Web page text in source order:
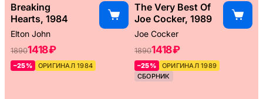
Breaking
Hearts, 1984
Elton John
18901418 ₽
–25% ОРИГИНАЛ 1984
The Very Best Of
Joe Cocker, 1989
Joe Cocker
18901418 ₽
–25%
ОРИГИНАЛ 1989
СБОРНИК